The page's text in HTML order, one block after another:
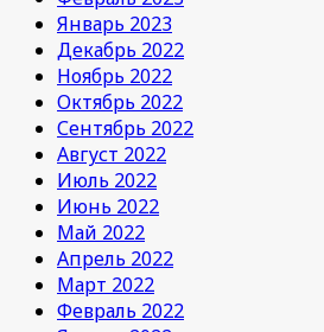
Январь 2023
Декабрь 2022
Ноябрь 2022
Октябрь 2022
Сентябрь 2022
Август 2022
Июль 2022
Июнь 2022
Май 2022
Апрель 2022
Март 2022
Февраль 2022